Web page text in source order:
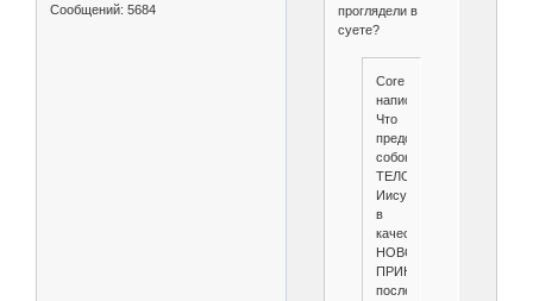
Сообщений: 5684
проглядели в
суете?
Core
написал(а):
Что
представляет
собою
ТЕЛО
Иисуса
в
качестве
НОВОГО
ПРИНОШЕНИЯ,
после